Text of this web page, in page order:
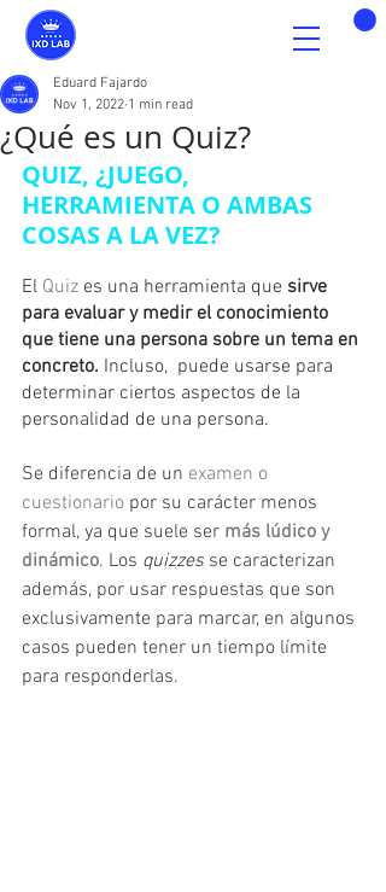
¿Qué es un Quiz?
Eduard Fajardo
Nov 1, 2022 1 min read
QUIZ, ¿JUEGO,
HERRAMIENTA O AMBAS
COSAS A LA VEZ?
El Quiz es una herramienta que sirve
para evaluar y medir el conocimiento
que tiene una persona sobre un tema en
concreto. Incluso,  puede usarse para
determinar ciertos aspectos de la
personalidad de una persona.
Se diferencia de un examen o
cuestionario por su carácter menos
formal, ya que suele ser más lúdico y
dinámico. Los quizzes se caracterizan
además, por usar respuestas que son
exclusivamente para marcar, en algunos
casos pueden tener un tiempo límite
para responderlas.